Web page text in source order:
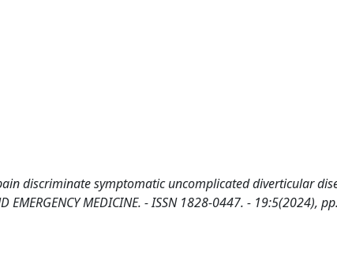
discriminate symptomatic uncomplicated diverticular
EMERGENCY MEDICINE. - ISSN 1828-0447. -